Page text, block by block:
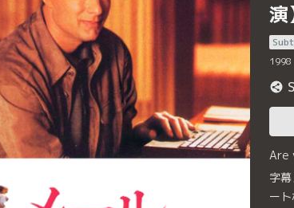
演
1998
Are
字
ー